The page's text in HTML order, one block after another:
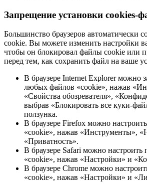
Запрещение установки cookies-
Большинство браузеров автоматически
cookie. Вы можете изменить настройки
чтобы он блокировал файлы cookie или
перед тем, как сохранить файл на ваше
В браузере Internet Explorer можно
любых файлов «cookie», нажав
«Свойства обозревателя»,
выбрав «Блокировать все куки-
ползунка.
В браузере Firefox можно
«cookie», нажав «Инструменты»,
«Приватность».
В браузере Safari можно настроить
«cookie», нажав «Настройки» и
В браузере Chrome можно
«cookie», нажав «Настройки» и